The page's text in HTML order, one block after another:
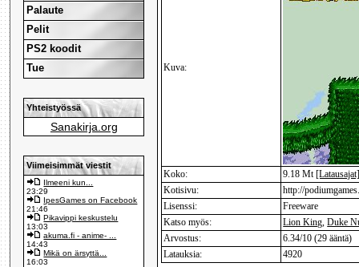
Palaute
Pelit
PS2 koodit
Tue
Yhteistyössä
Sanakirja.org
Viimeisimmät viestit
Ilmeeni kun...
23:29
IpesGames on Facebook
21:46
Pikavippi keskustelu
13:03
akuma.fi - anime- ...
14:43
Mikä on ärsyttä...
16:03
Kuva:
Koko: 9.18 Mt
Kotisivu:
http://
Lisenssi:
Freeware
Katso myös:
Lion King,Duke
Arvostus:
6.34/10 (29 ääntä)
Latauksia:
4920